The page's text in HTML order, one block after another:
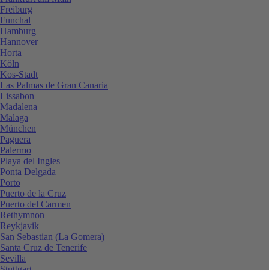
Freiburg
Funchal
Hamburg
Hannover
Horta
Köln
Kos-Stadt
Las Palmas de Gran Canaria
Lissabon
Madalena
Malaga
München
Paguera
Palermo
Playa del Ingles
Ponta Delgada
Porto
Puerto de la Cruz
Puerto del Carmen
Rethymnon
Reykjavik
San Sebastian (La Gomera)
Santa Cruz de Tenerife
Sevilla